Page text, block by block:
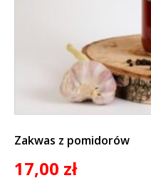
Zakwas z pomidorów
17,00 zł